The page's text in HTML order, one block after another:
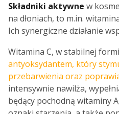
Składniki aktywne w
na dłoniach, to m.in.
Ich synergiczne działanie
Witamina C, w stabilnej
antyoksydantem, który
przebarwienia oraz
intensywnie nawilża,
będący pochodną witaminy